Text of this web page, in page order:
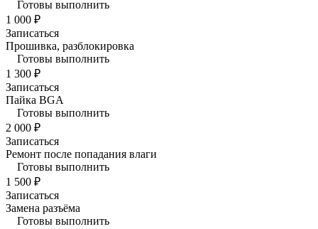
Готовы выполнить
1 000 ₽
Записаться
Прошивка, разблокировка
Готовы выполнить
1 300 ₽
Записаться
Пайка BGA
Готовы выполнить
2 000 ₽
Записаться
Ремонт после попадания влаги
Готовы выполнить
1 500 ₽
Записаться
Замена разъёма
Готовы выполнить